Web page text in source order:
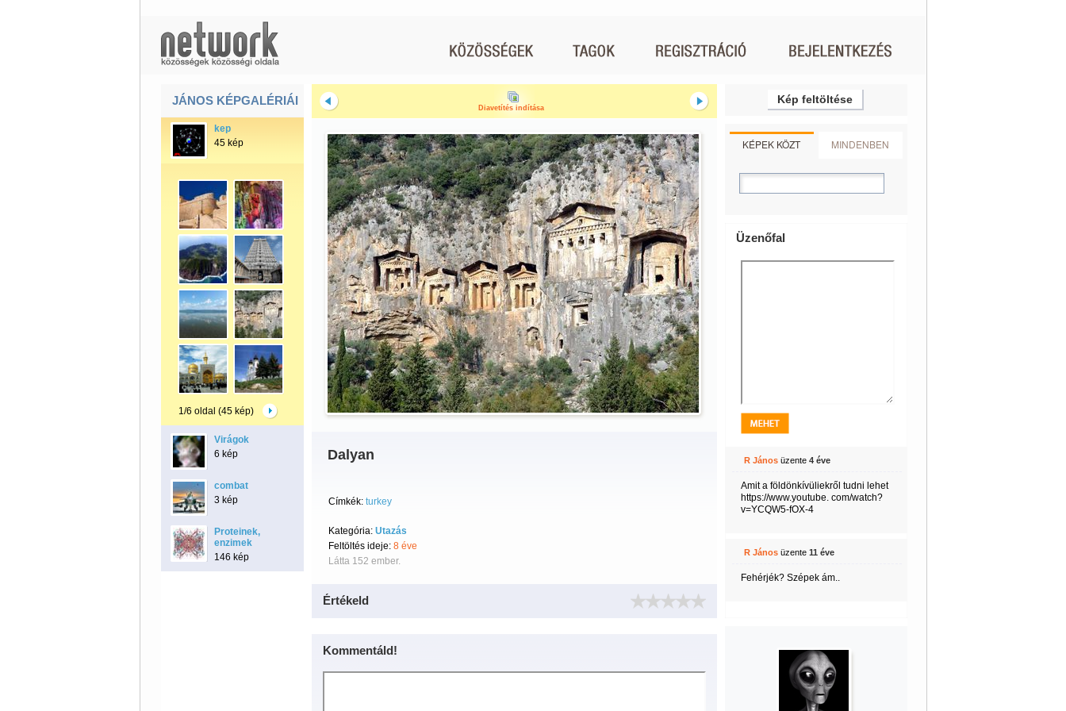
JÁNOS KÉPGALÉRIÁI
kep
45 kép
1/6 oldal (45 kép)
Virágok
6 kép
combat
3 kép
Proteinek,
enzimek
146 kép
Diavetítés indítása
Dalyan
Címkék: turkey
Kategória: Utazás
Feltöltés ideje: 8 éve
Látta 152 ember.
Értékeld
Kommentáld!
Kép feltöltése
KÉPEK KÖZT MINDENBEN
Üzenőfal
R Jánosüzente 4 éve
Amit a földönkívüliekről tudni lehet
https://www.youtube. com/watch?
v=YCQW5-fOX-4
R Jánosüzente 11 éve
Fehérjék? Szépek ám..